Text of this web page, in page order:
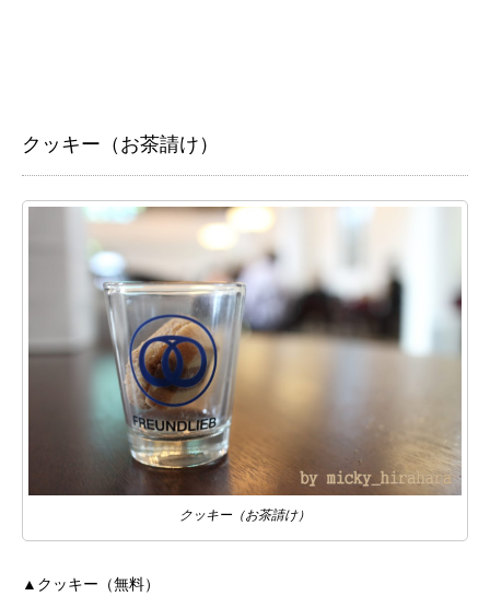
クッキー（お茶請け）
クッキー（お茶請け）
▲クッキー（無料）